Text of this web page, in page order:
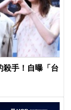
殺手！自曝「台